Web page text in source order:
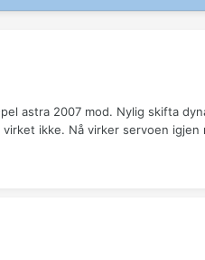
astra 2007 mod. Nylig skifta
ikke. Nå virker servoen igjen